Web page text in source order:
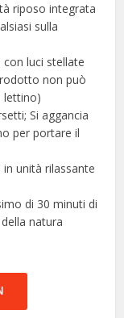
riposo integrata
sulla
luci stellate
non può
lettino)
Si aggancia
per portare il
unità rilassante
di 30 minuti di
natura